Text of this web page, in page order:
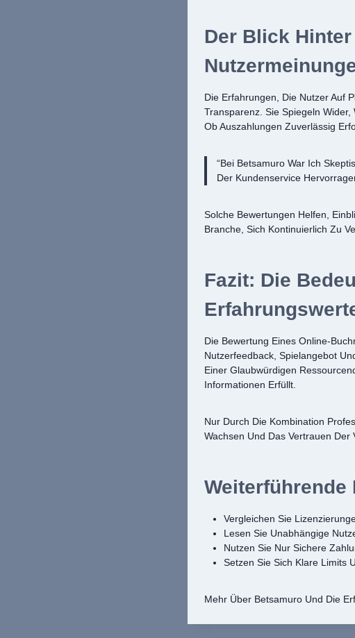
Der Blick
Die Erfahrungen, Die Nutzer Auf
Transparenz. Sie Spiegeln
Ob Auszahlungen Zuverlässig
“Bei Betsamuro War Ich
Der Kundenservice
Solche Bewertungen Helfen,
Branche, Sich Kontinuierlich Zu
Fazit: Die
Die Bewertung Eines Online-
Nutzerfeedback, Spielangebot
Einer Glaubwürdigen
Informationen Erfüllt.
Nur Durch Die Kombination
Wachsen Und Das Vertrauen
Weiterführende
Vergleichen Sie
Lesen Sie Unabhängige
Nutzen Sie Nur Sichere
Setzen Sie Sich Klare Limits
Mehr Über Betsamuro Und Die